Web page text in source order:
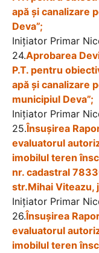
apă și canalizare
Deva”;
Iniţiator Primar
24.Aprobarea
P.T. pentru
apă și canalizare
municipiul Deva”;
Iniţiator Primar
25.Însușirea
evaluatorul
imobilul teren
nr. cadastral
str.Mihai Viteazu,
Iniţiator Primar
26.Însușirea
evaluatorul
imobilul teren